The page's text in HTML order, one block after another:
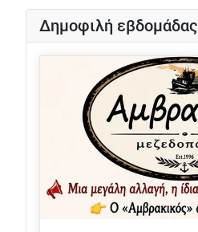
Δημοφιλή εβδομάδας